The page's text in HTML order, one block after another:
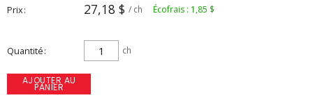
Prix 27,18 $ / ch Écofrais : 1,85 $
Quantité ch
AJOUTER AU
PANIER